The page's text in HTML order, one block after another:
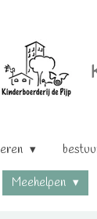
Meehelpen